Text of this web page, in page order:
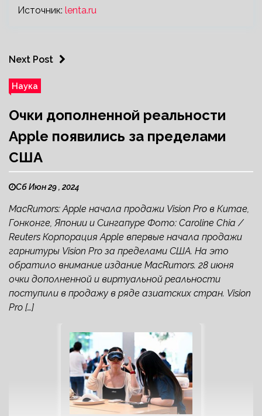
Источник: lenta.ru
Next Post
Наука
Очки дополненной реальности
Apple появились за пределами
США
Сб Июн 29 , 2024
MacRumors: Apple начала продажи Vision Pro в Китае,
Гонконге, Японии и Сингапуре Фото: Caroline Chia /
Reuters Корпорация Apple впервые начала продажи
гарнитуры Vision Pro за пределами США. На это
обратило внимание издание MacRumors. 28 июня
очки дополненной и виртуальной реальности
поступили в продажу в ряде азиатских стран. Vision
Pro […]